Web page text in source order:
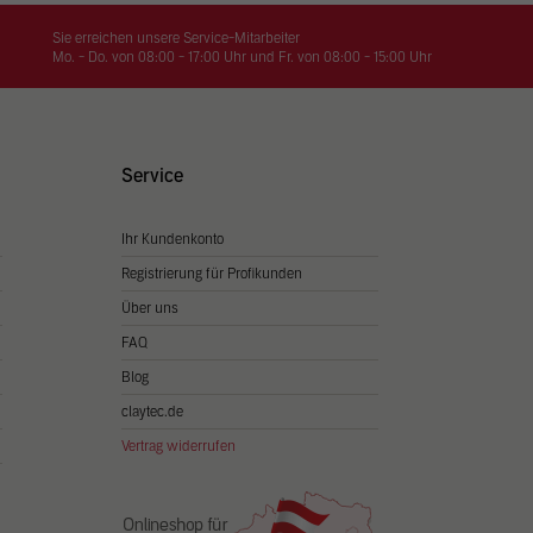
Sie erreichen unsere Service-Mitarbeiter
Mo. - Do. von 08:00 - 17:00 Uhr und Fr. von 08:00 - 15:00 Uhr
Service
Ihr Kundenkonto
Registrierung für Profikunden
Über uns
FAQ
Blog
claytec.de
Vertrag widerrufen
Sie